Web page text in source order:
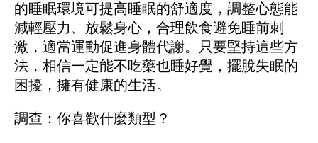
的睡眠環境可提高睡眠的舒適度，調整心態能
減輕壓力、放鬆身心，合理飲食避免睡前刺
激，適當運動促進身體代謝。只要堅持這些方
法，相信一定能不吃藥也睡好覺，擺脫失眠的
困擾，擁有健康的生活。
調查：你喜歡什麼類型？